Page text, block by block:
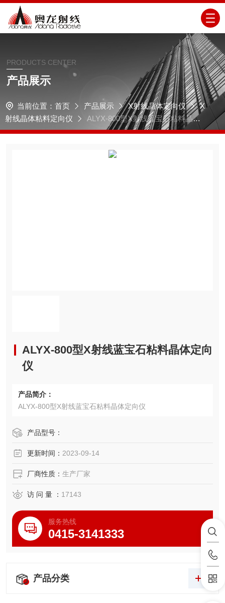
PRODUCTS CENTER
产品展示
当前位置： 首页 产品展示 X射线晶体定向仪
X
射线晶体粘料定向仪
ALYX-800型X射线蓝宝石粘料晶体
定向仪
ALYX-800型X射线蓝宝石粘料晶体定向
仪
产品简介：
ALYX-800型X射线蓝宝石粘料晶体定向仪
产品型号：
更新时间： 2023-09-14
厂商性质： 生产厂家
访 问 量 ： 17143
服务热线
0415-3141333
产品分类